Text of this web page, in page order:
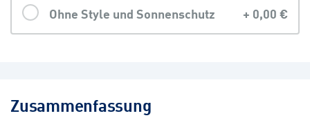
Ohne Style und Sonnenschutz + 0,00 €
Zusammenfassung